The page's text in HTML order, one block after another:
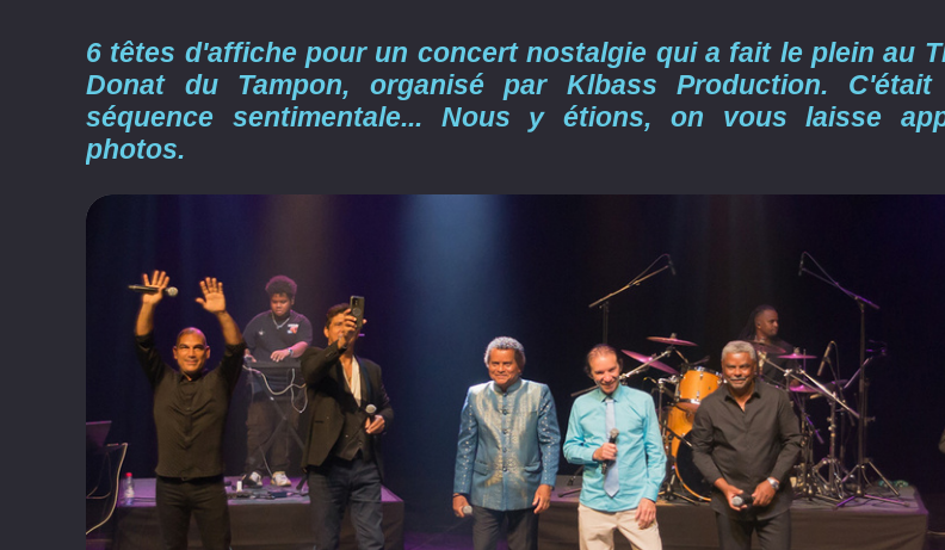
6 têtes d'affiche pour un concert nostalgie qui a fait le plein au
Donat du Tampon, organisé par Klbass Production.
séquence sentimentale... Nous y étions, on vous laisse
photos.